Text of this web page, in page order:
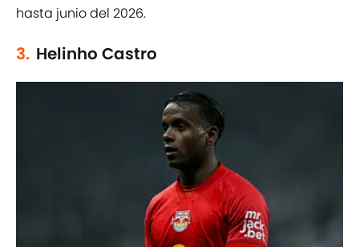
hasta junio del 2026.
3. Helinho Castro